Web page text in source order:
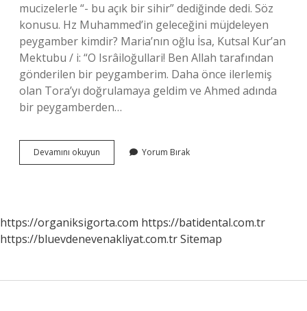
mucizelerle “- bu açık bir sihir” dediğinde dedi. Söz
konusu. Hz Muhammed’in geleceğini müjdeleyen
peygamber kimdir? Maria’nın oğlu İsa, Kutsal Kur’an
Mektubu / i: “O Isrâiloğullari! Ben Allah tarafından
gönderilen bir peygamberim. Daha önce ilerlemiş
olan Tora’yı doğrulamaya geldim ve Ahmed adında
bir peygamberden…
Devamını okuyun
İSa
Yorum Bırak
https://organiksigorta.com https://batidental.com.tr
https://bluevdenevenakliyat.com.trSitemap